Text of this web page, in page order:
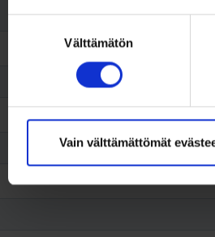
Välttämätön
Vain välttämättömät